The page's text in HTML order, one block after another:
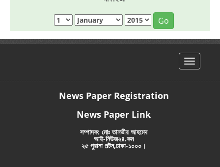
Go
hello
News Paper Registration
News Paper Link
সম্পাদক: মোঃ তানভীর আহমেদ
আই-নিউজ২৪.কম
২৫ পুরানা পল্টন,ঢাকা-১০০০।